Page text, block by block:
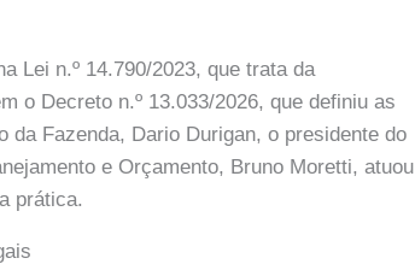
Lei n.º 14.790/2023, que trata da
o Decreto n.º 13.033/2026, que definiu as
Fazenda, Dario Durigan, o presidente do
e Orçamento, Bruno Moretti, atuou
prática.